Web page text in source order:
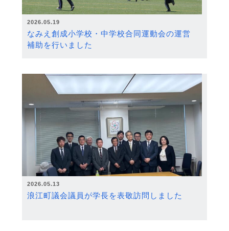
2026.05.19
なみえ創成小学校・中学校合同運動会の運営
補助を行いました
2026.05.13
浪江町議会議員が学長を表敬訪問しました